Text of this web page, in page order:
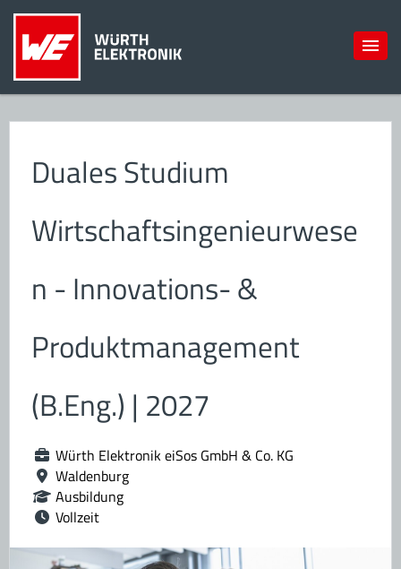
Duales Studium
Wirtschaftsingenieurwese
n - Innovations- &
Produktmanagement
(B.Eng.) | 2027
Würth Elektronik eiSos GmbH & Co. KG
Waldenburg
Ausbildung
Vollzeit